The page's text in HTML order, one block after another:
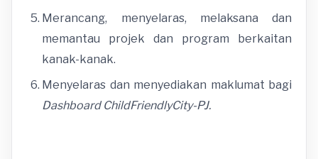
Merancang, menyelaras, melaksana dan
memantau projek dan program berkaitan
kanak-kanak.
Menyelaras dan menyediakan maklumat bagi
Dashboard ChildFriendlyCity-PJ.